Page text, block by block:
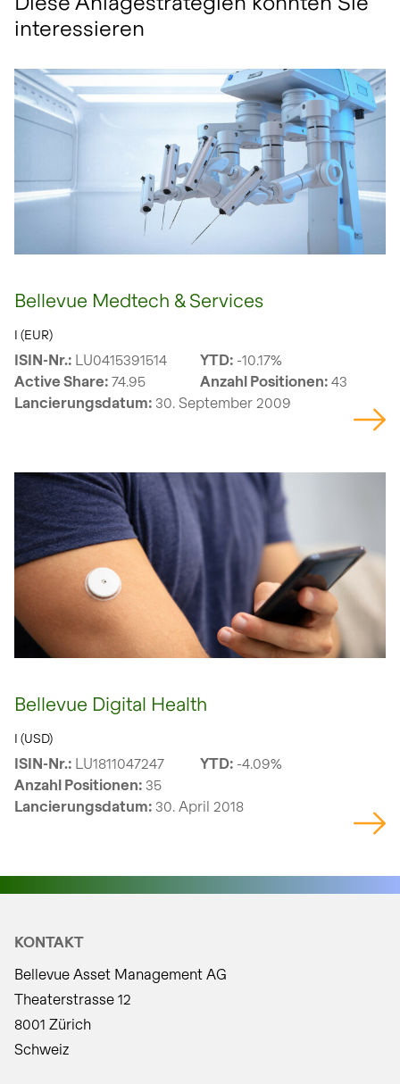
interessieren
Bellevue Medtech & Services
I (EUR)
ISIN-Nr.: LU0415391514 YTD: -10.17%
Active Share: 74.95 Anzahl Positionen: 43
Lancierungsdatum: 30. September 2009
Bellevue Digital Health
I (USD)
ISIN-Nr.: LU1811047247 YTD: -4.09%
Anzahl Positionen: 35
Lancierungsdatum: 30. April 2018
KONTAKT
Bellevue Asset Management AG
Theaterstrasse 12
8001 Zürich
Schweiz